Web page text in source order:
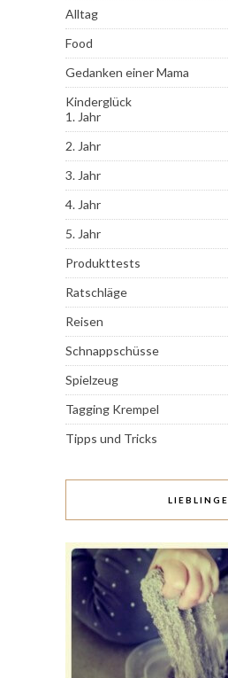
Alltag
Food
Gedanken einer Mama
Kinderglück
1. Jahr
2. Jahr
3. Jahr
4. Jahr
5. Jahr
Produkttests
Ratschläge
Reisen
Schnappschüsse
Spielzeug
Tagging Krempel
Tipps und Tricks
LIEBLINGE